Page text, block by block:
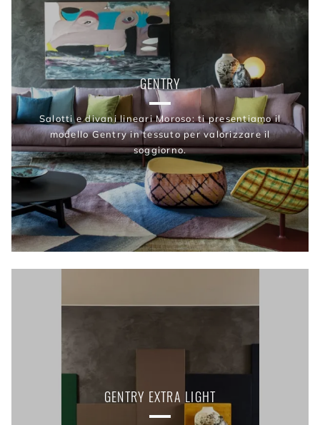
GENTRY
Salotti e divani lineari Moroso: ti presentiamo il
modello Gentry in tessuto per valorizzare il
soggiorno.
GENTRY EXTRA LIGHT